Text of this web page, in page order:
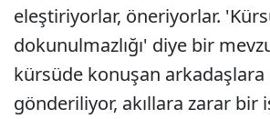
eleştiriyorlar, öneriyorlar.
dokunulmazlığı' diye bir
kürsüde konuşan arkadaşlara
gönderiliyor, akıllara zarar bir